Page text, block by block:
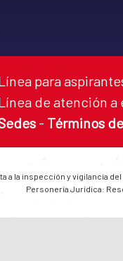
para
de atención a
- Términos
a la inspección y vigilancia
Personería Jurídica: